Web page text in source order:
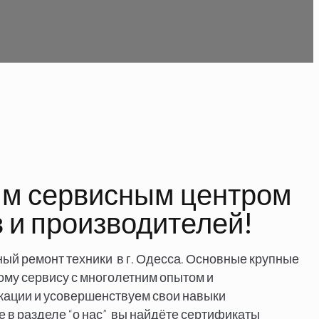
сервисным центром
производителей!
ремонт техники в г. Одесса. Основные крупные
сервису с многолетним опытом и
и усовершенствуем свои навыки
разделе “о нас” вы найдёте сертификаты